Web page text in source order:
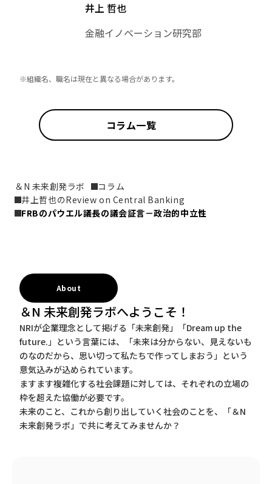
井上 哲也
金融イノベーション研究部
※組織名、職名は現在と異なる場合があります。
コラム一覧
＆N 未来創発ラボ
コラム
井上哲也のReview on Central Banking
FRBのパウエル議長の議会証言－政治的中立性
About
＆N 未来創発ラボへようこそ！
NRIが企業理念として掲げる「未来創発」「Dream up the
future.」という言葉には、「未来は分からない、見えないも
のなのだから、思い切って私たちで作ってしまおう」という
意気込みが込められています。
ますます複雑化する社会課題に対しては、それぞれの立場の
枠を超えた協働が必要です。
未来のこと、これから創り出していく社会のことを、「＆N
未来創発ラボ」で共に考えてみませんか？